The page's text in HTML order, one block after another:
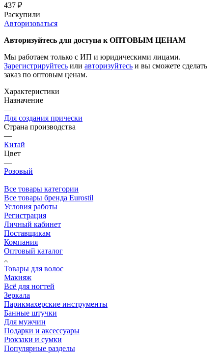
437 ₽
Раскупили
Авторизоваться
Авторизуйтесь для доступа к ОПТОВЫМ ЦЕНАМ
Мы работаем только с ИП и юридическими лицами.
Зарегистрируйтесь или авторизуйтесь и вы сможете сделать
заказ по оптовым ценам.
Характеристики
Назначение
—
Для создания прически
Страна производства
—
Китай
Цвет
—
Розовый
Все товары категории
Все товары бренда Eurostil
Условия работы
Регистрация
Личный кабинет
Поставщикам
Компания
Оптовый каталог
Товары для волос
Макияж
Всё для ногтей
Зеркала
Парикмахерские инструменты
Банные штучки
Для мужчин
Подарки и аксессуары
Рюкзаки и сумки
Популярные разделы